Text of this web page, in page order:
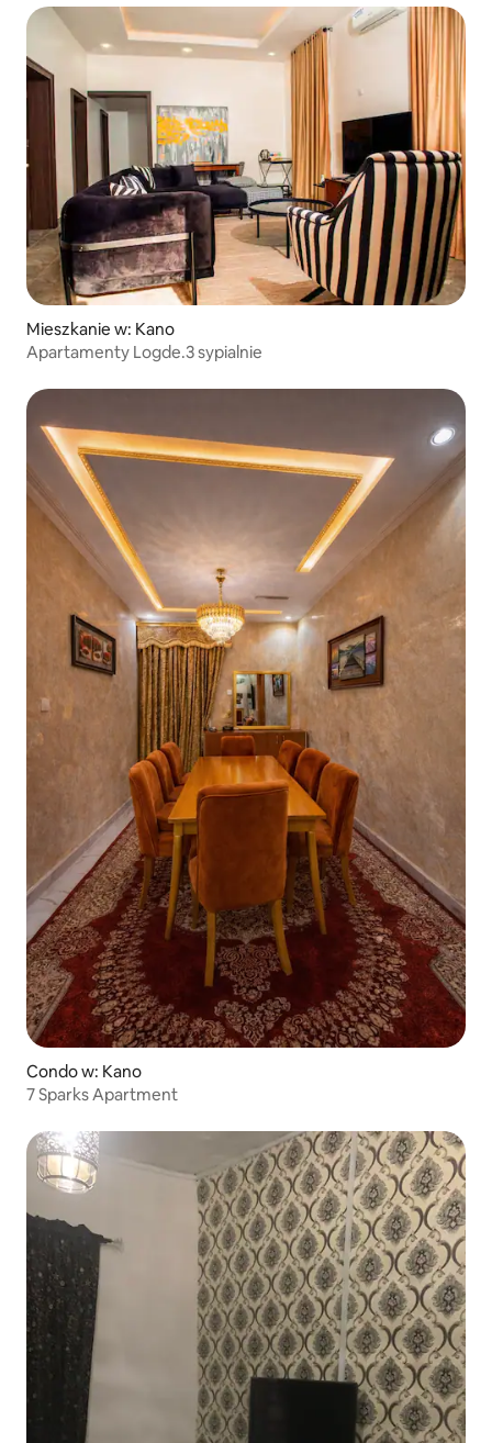
Mieszkanie w: Kano
Apartamenty Logde.3 sypialnie
Condo w: Kano
7 Sparks Apartment